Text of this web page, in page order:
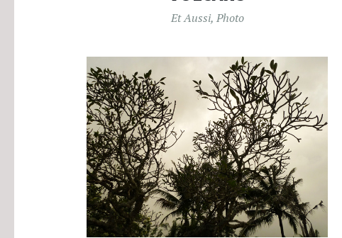
Et Aussi, Photo